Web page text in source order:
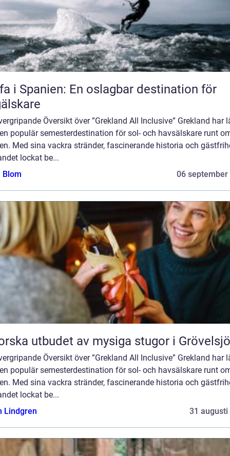
i Spanien: En oslagbar destination för
Översikt över ”Grekland All Inclusive” Grekland har
populär semesterdestination för sol- och havsälskare runt
Med sina vackra stränder, fascinerande historia och
lockat be...
Blom
06 september
utbudet av mysiga stugor i
Översikt över ”Grekland All Inclusive” Grekland har
populär semesterdestination för sol- och havsälskare runt
Med sina vackra stränder, fascinerande historia och
lockat be...
Lindgren
31 augusti